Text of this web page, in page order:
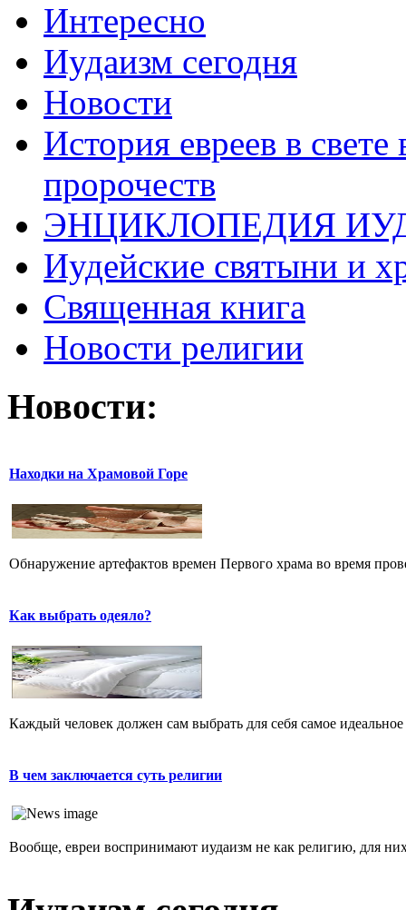
Интересно
Иудаизм сегодня
Новости
История евреев в
пророчеств
ЭНЦИКЛОПЕДИЯ
Иудейские святыни и
Священная книга
Новости религии
Новости:
Находки на Храмовой Горе
Обнаружение артефактов времен Первого храма во время
Как выбрать одеяло?
Каждый человек должен сам выбрать для себя самое
В чем заключается суть религии
Вообще, евреи воспринимают иудаизм не как религию, для